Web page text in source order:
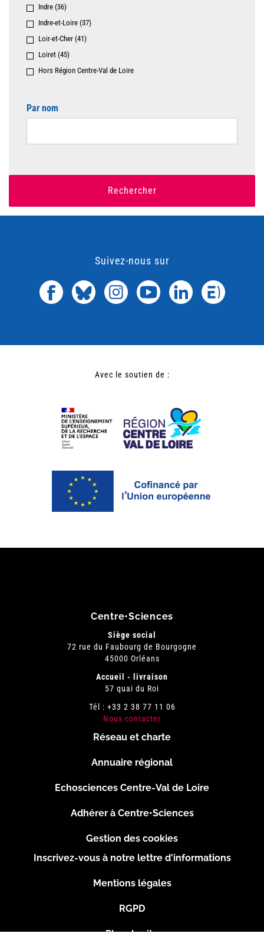
Indre (36)
Indre-et-Loire (37)
Loir-et-Cher (41)
Loiret (45)
Hors Région Centre-Val de Loire
Par nom
Rechercher
Suivez-nous sur
Avec le soutien de :
Centre•Sciences
Siège social
72 rue du Faubourg de Bourgogne
45000 Orléans
Accueil - livraison
57 quai du Roi
Tél : +33 2 38 77 11 06
Nous contacter
page
Réseau et charte
Annuaire régional
Echosciences Centre-Val de Loire
Adhérer à Centre•Sciences
Gestion des cookies
Inscrivez-vous à notre lettre d'informations
Mentions légales
RGPD
Plan du site